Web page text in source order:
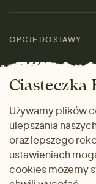
Skontaktuj się z
Marki
Kobiety
Mężczyźni
Prezenty
rozmiarach
Zwrot towaru
Dlaczego warto
u nas
OPCJE DOSTAWY
METODY PŁATNOŚCI
Ciasteczka
Używamy plików
ulepszania
oraz lepszego
ustawieniach
cookies możemy